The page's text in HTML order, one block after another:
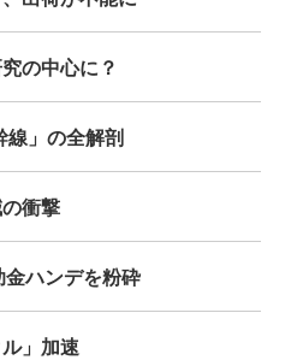
の中心に？
」の全解剖
衝撃
金ハンデを粉砕
」加速